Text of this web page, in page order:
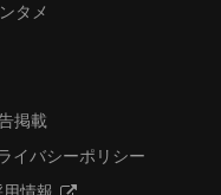
タメ
掲載
イバシーポリシー